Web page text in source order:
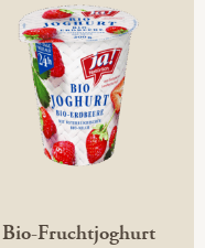
Bio-Fruchtjoghurt